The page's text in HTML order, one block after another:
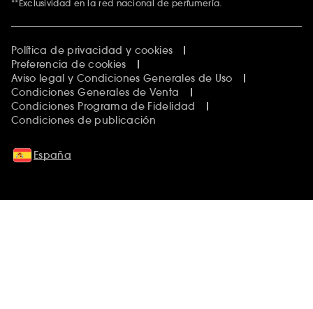
**Exclusividad en la red nacional de perfumería.
Política de privacidad y cookies
Preferencia de cookies
Aviso legal y Condiciones Generales de Uso
Condiciones Generales de Venta
Condiciones Programa de Fidelidad
Condiciones de publicación
España